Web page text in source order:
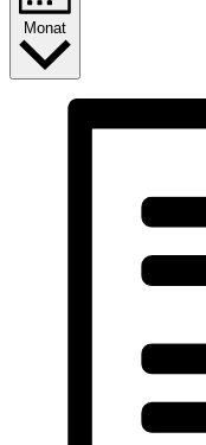
Monat